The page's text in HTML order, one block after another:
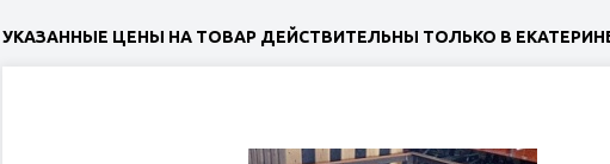
УКАЗАННЫЕ ЦЕНЫ НА ТОВАР ДЕЙСТВИТЕЛЬНЫ ТОЛЬКО В